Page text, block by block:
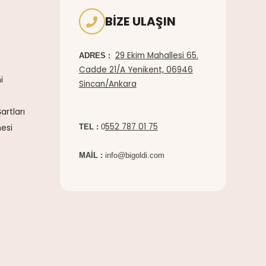
BIZE ULAŞIN
ADRES : 29 Ekim Mahallesi 65.
Cadde 21/A Yenikent, 06946
Sincan/Ankara
TEL : 0552 787 01 75
MAİL : info@bigoldi.com